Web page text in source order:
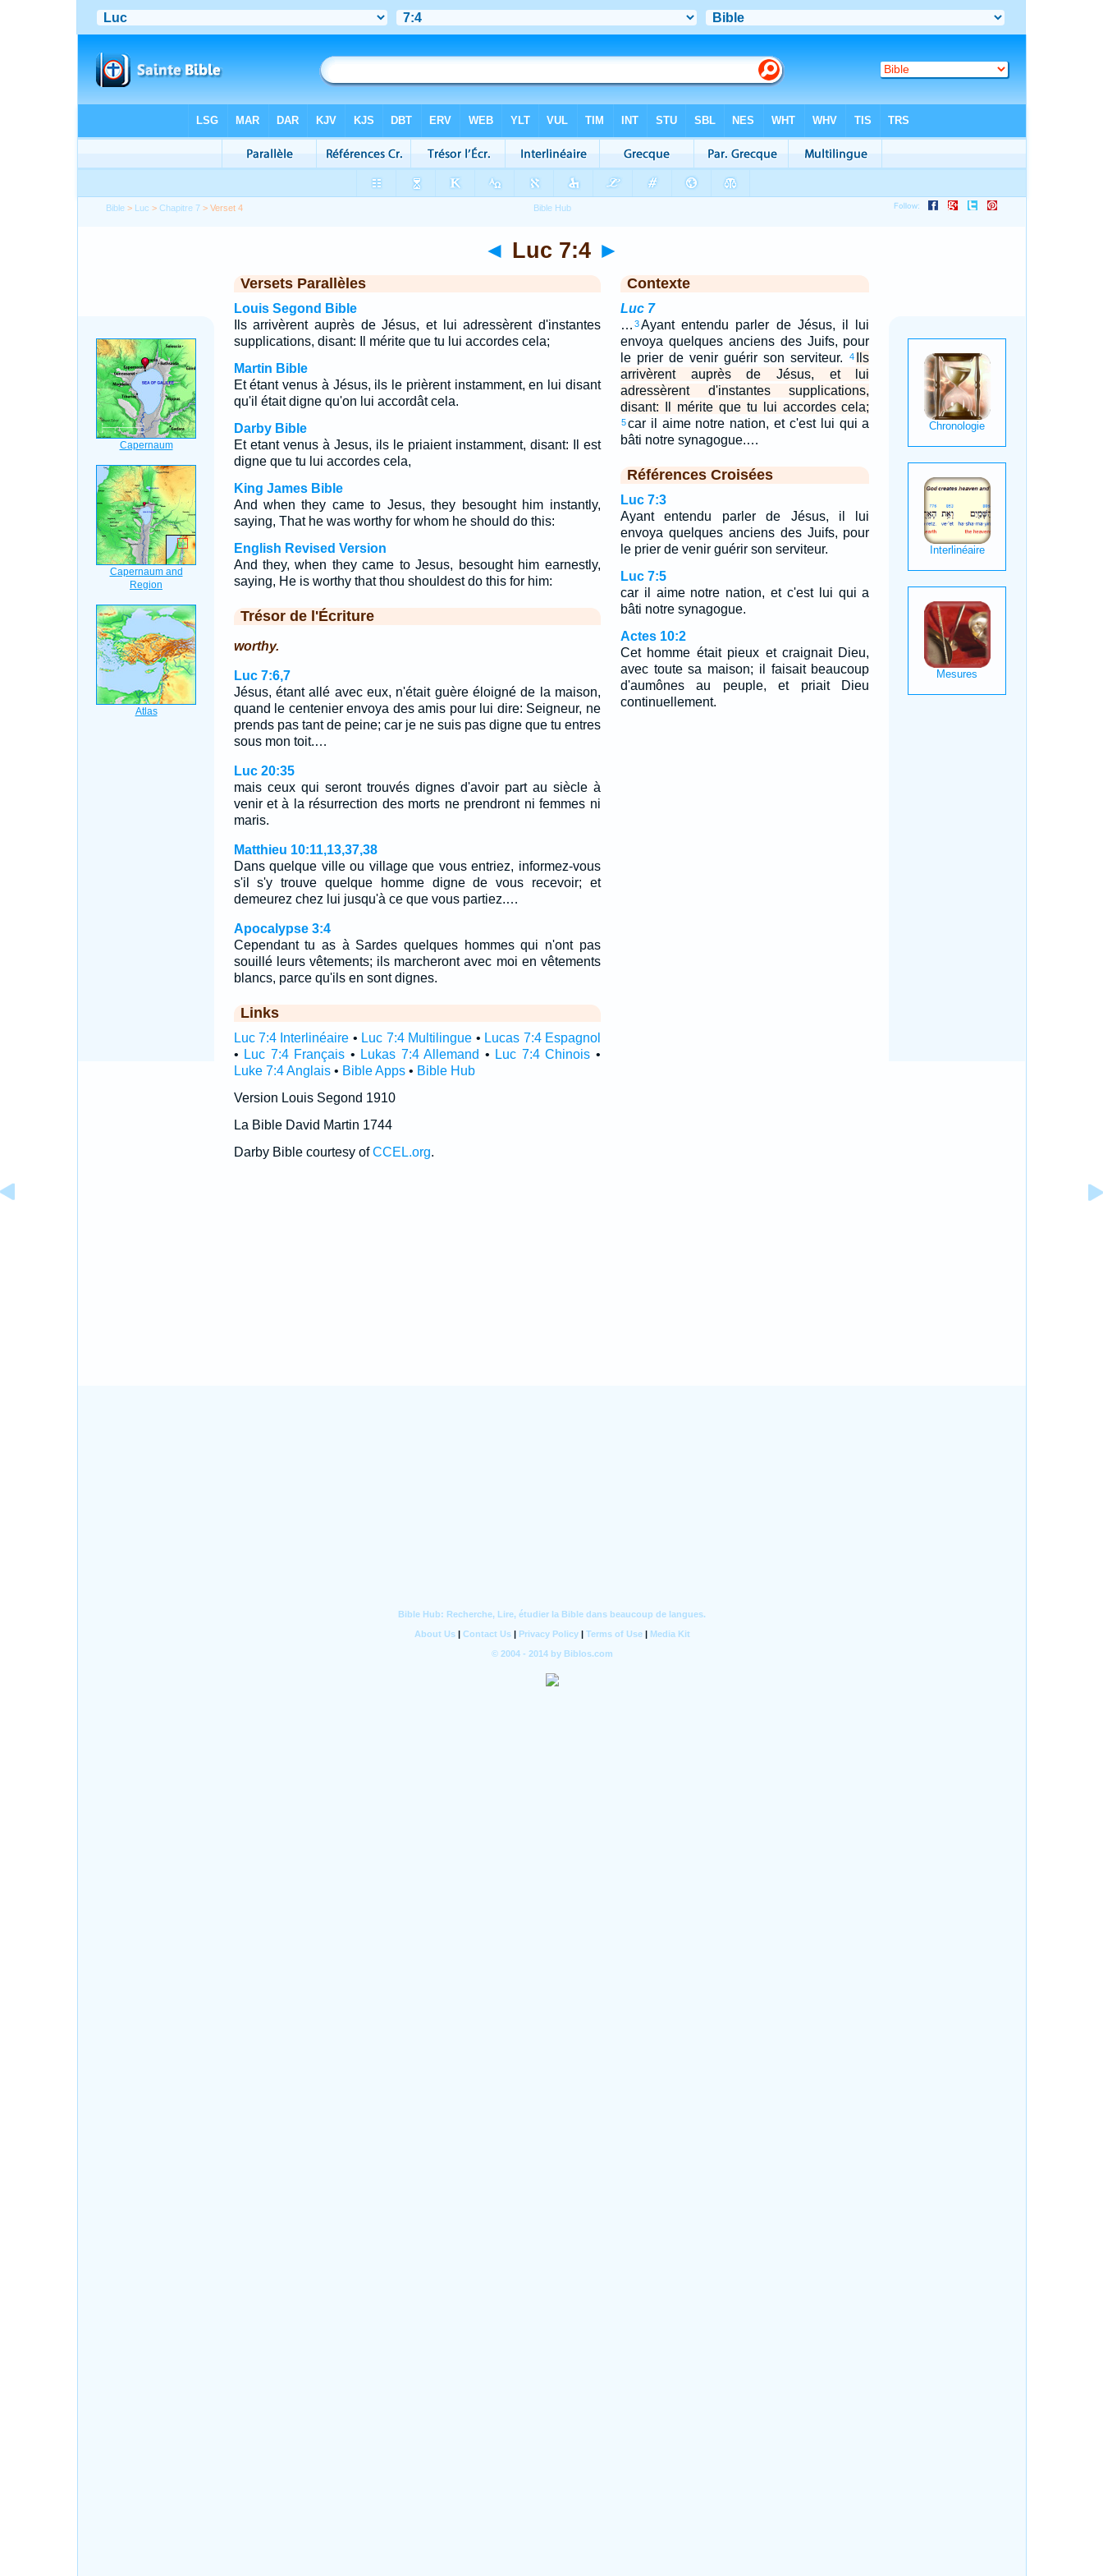
Bible > Luc >Chapitre 7 > Verset 4
◄ Luc 7:4 ►
Versets Parallèles
Louis Segond Bible
Ils arrivèrent auprès de Jésus, et lui adressèrent d'instantes
supplications, disant: Il mérite que tu lui accordes cela;
Martin Bible
Et étant venus à Jésus, ils le prièrent instamment, en lui disant
qu'il était digne qu'on lui accordât cela.
Darby Bible
Et etant venus à Jesus, ils le priaient instamment, disant: Il est
digne que tu lui accordes cela,
King James Bible
And when they came to Jesus, they besought him instantly,
saying, That he was worthy for whom he should do this:
English Revised Version
And they, when they came to Jesus, besought him earnestly,
saying, He is worthy that thou shouldest do this for him:
Trésor de l'Écriture
worthy.
Luc 7:6,7
Jésus, étant allé avec eux, n'était guère éloigné de la maison,
quand le centenier envoya des amis pour lui dire: Seigneur, ne
prends pas tant de peine; car je ne suis pas digne que tu entres
sous mon toit.…
Luc 20:35
mais ceux qui seront trouvés dignes d'avoir part au siècle à
venir et à la résurrection des morts ne prendront ni femmes ni
maris.
Matthieu 10:11,13,37,38
Dans quelque ville ou village que vous entriez, informez-vous
s'il s'y trouve quelque homme digne de vous recevoir; et
demeurez chez lui jusqu'à ce que vous partiez.…
Apocalypse 3:4
Cependant tu as à Sardes quelques hommes qui n'ont pas
souillé leurs vêtements; ils marcheront avec moi en vêtements
blancs, parce qu'ils en sont dignes.
Links
Luc 7:4 Interlinéaire • Luc 7:4 Multilingue • Lucas 7:4 Espagnol
• Luc 7:4 Français • Lukas 7:4 Allemand • Luc 7:4 Chinois •
Luke 7:4 Anglais• Bible Apps• Bible Hub
Version Louis Segond 1910
La Bible David Martin 1744
Darby Bible courtesy ofCCEL.org.
Contexte
Luc 7
… 3Ayant entendu parler de Jésus, il lui
envoya quelques anciens des Juifs, pour
le prier de venir guérir son serviteur.
4
Ils
arrivèrent auprès de Jésus, et lui
adressèrent d'instantes supplications,
disant: Il mérite que tu lui accordes cela;
5car il aime notre nation, et c'est lui qui a
bâti notre synagogue.…
Références Croisées
Luc 7:3
Ayant entendu parler de Jésus, il lui
envoya quelques anciens des Juifs, pour
le prier de venir guérir son serviteur.
Luc 7:5
car il aime notre nation, et c'est lui qui a
bâti notre synagogue.
Actes 10:2
Cet homme était pieux et craignait Dieu,
avec toute sa maison; il faisait beaucoup
d'aumônes au peuple, et priait Dieu
continuellement.